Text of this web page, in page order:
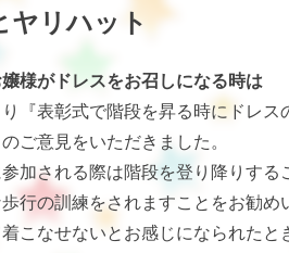
ヤリハット
様がドレスをお召しになる時は
『表彰式で階段を昇る時にドレ
ご意見をいただきました。
加される際は階段を登り降りす
行の訓練をされますことをお勧め
こなせないとお感じになられたと